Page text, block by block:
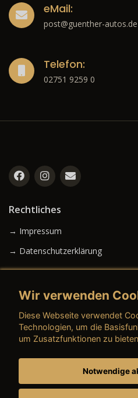
eMail:
post@guenther-autos.de
Telefon:
02751 9259 0
Rechtliches
→ Impressum
→ Datenschutzerklärung
→ AGB (Gebrauchtwagen)
→ AGB (Teile & Zubehör)
Wir verwenden
Diese Webseite verwendet
Technologien, um die
um Zusatzfunktionen zu
Notwendige